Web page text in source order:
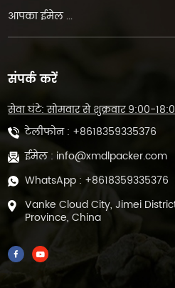
संपर्क करें
सेवा घंटे: सोमवार से शुक्रवार 9:00-
टेलीफोन : +8618359335376
ईमेल : info@xmdlpacker.com
WhatsApp : +8618359335376
Vanke Cloud City, Jimei
Province, China